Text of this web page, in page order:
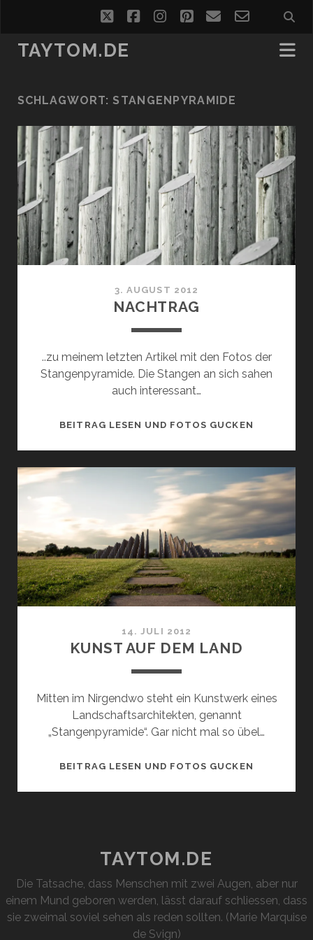
twitterfacebookinstagram
pinterest
emailemail-
form
TAYTOM.DE
SCHLAGWORT:STANGENPYRAMIDE
3. AUGUST 2012
NACHTRAG
..zu meinem letzten Artikel mit den Fotos der
Stangenpyramide. Die Stangen an sich sahen
auch interessant…
BEITRAG LESEN UND FOTOS GUCKEN
14. JULI 2012
KUNST AUF DEM LAND
Mitten im Nirgendwo steht ein Kunstwerk eines
Landschaftsarchitekten, genannt
„Stangenpyramide“. Gar nicht mal so übel…
BEITRAG LESEN UND FOTOS GUCKEN
TAYTOM.DE
Die Tatsache, dass Menschen mit zwei Augen, aber nur
einem Mund geboren werden, lässt darauf schliessen, dass
sie zweimal soviel sehen als reden sollten. (Marie Marquise
de Svign)